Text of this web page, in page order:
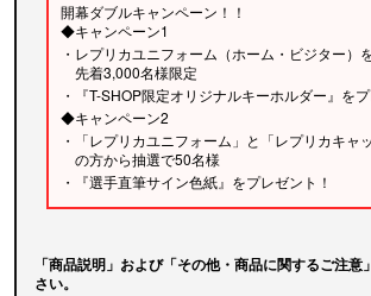
開幕ダブルキャンペーン！！
◆キャンペーン1
・レプリカユニフォーム（ホーム・ビジター）
先着3,000名様限定
・『T-SHOP限定オリジナルキーホルダー』をプ
◆キャンペーン2
・「レプリカユニフォーム」と「レプリカキャ
の方から抽選で50名様
・『選手直筆サイン色紙』をプレゼント！
「商品説明」および「その他・商品に関するご注
さい。